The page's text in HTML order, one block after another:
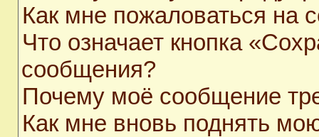
Как мне пожаловаться на
Что означает кнопка
сообщения?
Почему моё сообщение
Как мне вновь поднять